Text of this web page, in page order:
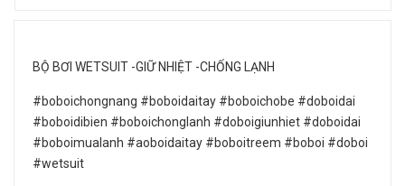
BỘ BƠI WETSUIT -GIỮ NHIỆT -CHỐNG LẠNH
#boboichongnang #boboidaitay #boboichobe #doboidai
#boboidibien #boboichonglanh #doboigiunhiet #doboidai
#boboimualanh #aoboidaitay #boboitreem #boboi #doboi
#wetsuit